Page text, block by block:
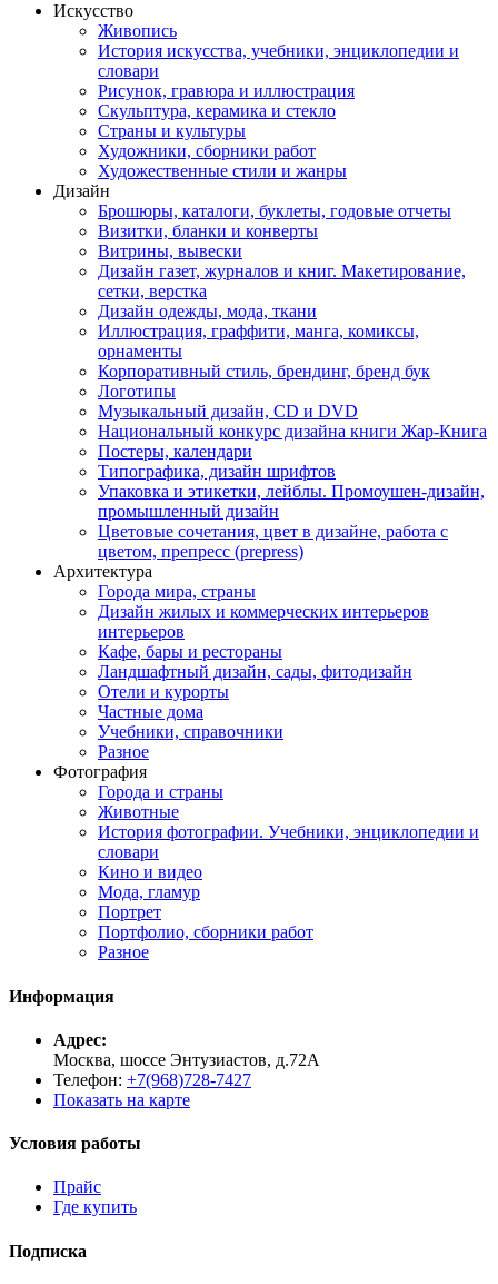
Искусство
Живопись
История искусства, учебники, энциклопедии и
словари
Рисунок, гравюра и иллюстрация
Скульптура, керамика и стекло
Страны и культуры
Художники, сборники работ
Художественные стили и жанры
Дизайн
Брошюры, каталоги, буклеты, годовые отчеты
Визитки, бланки и конверты
Витрины, вывески
Дизайн газет, журналов и книг. Макетирование,
сетки, верстка
Дизайн одежды, мода, ткани
Иллюстрация, граффити, манга, комиксы,
орнаменты
Корпоративный стиль, брендинг, бренд бук
Логотипы
Музыкальный дизайн, СD и DVD
Национальный конкурс дизайна книги Жар-Книга
Постеры, календари
Типографика, дизайн шрифтов
Упаковка и этикетки, лейблы. Промоушен-дизайн,
промышленный дизайн
Цветовые сочетания, цвет в дизайне, работа с
цветом, препресс (prepress)
Архитектура
Города мира, страны
Дизайн жилых и коммерческих интерьеров
интерьеров
Кафе, бары и рестораны
Ландшафтный дизайн, сады, фитодизайн
Отели и курорты
Частные дома
Учебники, справочники
Разное
Фотография
Города и страны
Животные
История фотографии. Учебники, энциклопедии и
словари
Кино и видео
Мода, гламур
Портрет
Портфолио, сборники работ
Разное
Информация
Адрес:
Москва, шоссе Энтузиастов, д.72А
Телефон: +7(968)728-7427
Показать на карте
Условия работы
Прайс
Где купить
Подписка